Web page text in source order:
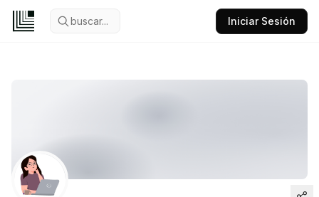
buscar... Iniciar Sesión